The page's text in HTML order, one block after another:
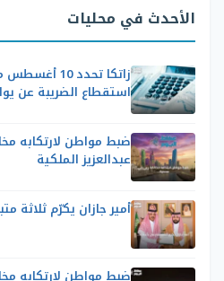
الأحدث في محليات
زاتكا تحدد
استقطاع الضريبة عن يوليو
ضبط مواطن لارتكابه
عبدالعزيز الملكية
أمير جازان يكرّم ثلاثة
ضبط مواطن لارتكابه